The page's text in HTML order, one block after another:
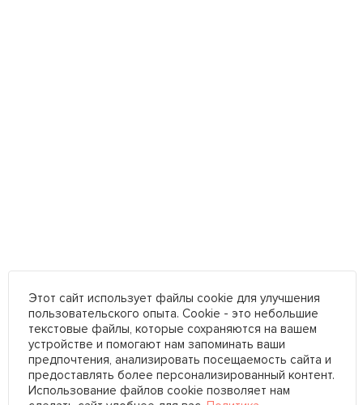
Этот сайт использует файлы cookie для улучшения
пользовательского опыта. Cookie - это небольшие
текстовые файлы, которые сохраняются на вашем
устройстве и помогают нам запоминать ваши
предпочтения, анализировать посещаемость сайта и
предоставлять более персонализированный контент.
Использование файлов cookie позволяет нам